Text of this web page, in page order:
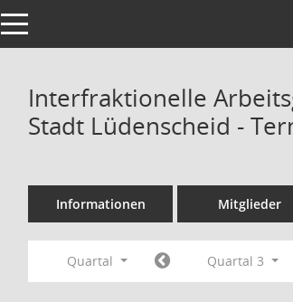
Toggle navigation
Interfraktionelle
Stadt Lüdenscheid -
Informationen Mitglieder
Quartal Quartal 3